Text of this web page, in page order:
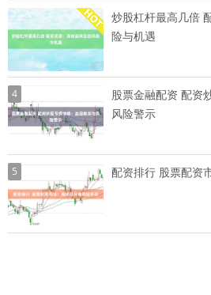
炒股杠杆最高几倍
险与机遇
4
股票金融配资 配资
风险警示
5 配资排行 股